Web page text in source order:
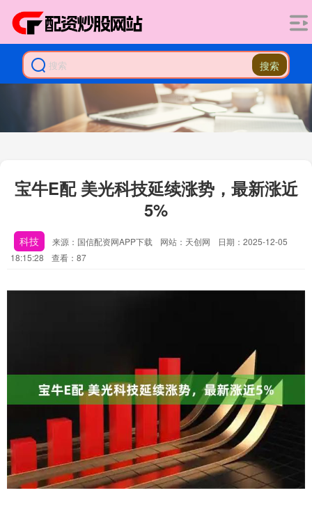
搜索
宝牛E配 美光科技延续涨势，最新涨近
5%
科技 来源：国信配资网APP下载 网站：天创网
日期：2025-12-05
18:15:28
查看：87